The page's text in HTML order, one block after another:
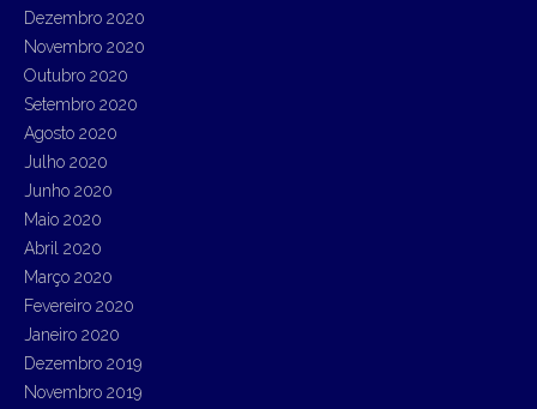
Dezembro 2020
Novembro 2020
Outubro 2020
Setembro 2020
Agosto 2020
Julho 2020
Junho 2020
Maio 2020
Abril 2020
Março 2020
Fevereiro 2020
Janeiro 2020
Dezembro 2019
Novembro 2019